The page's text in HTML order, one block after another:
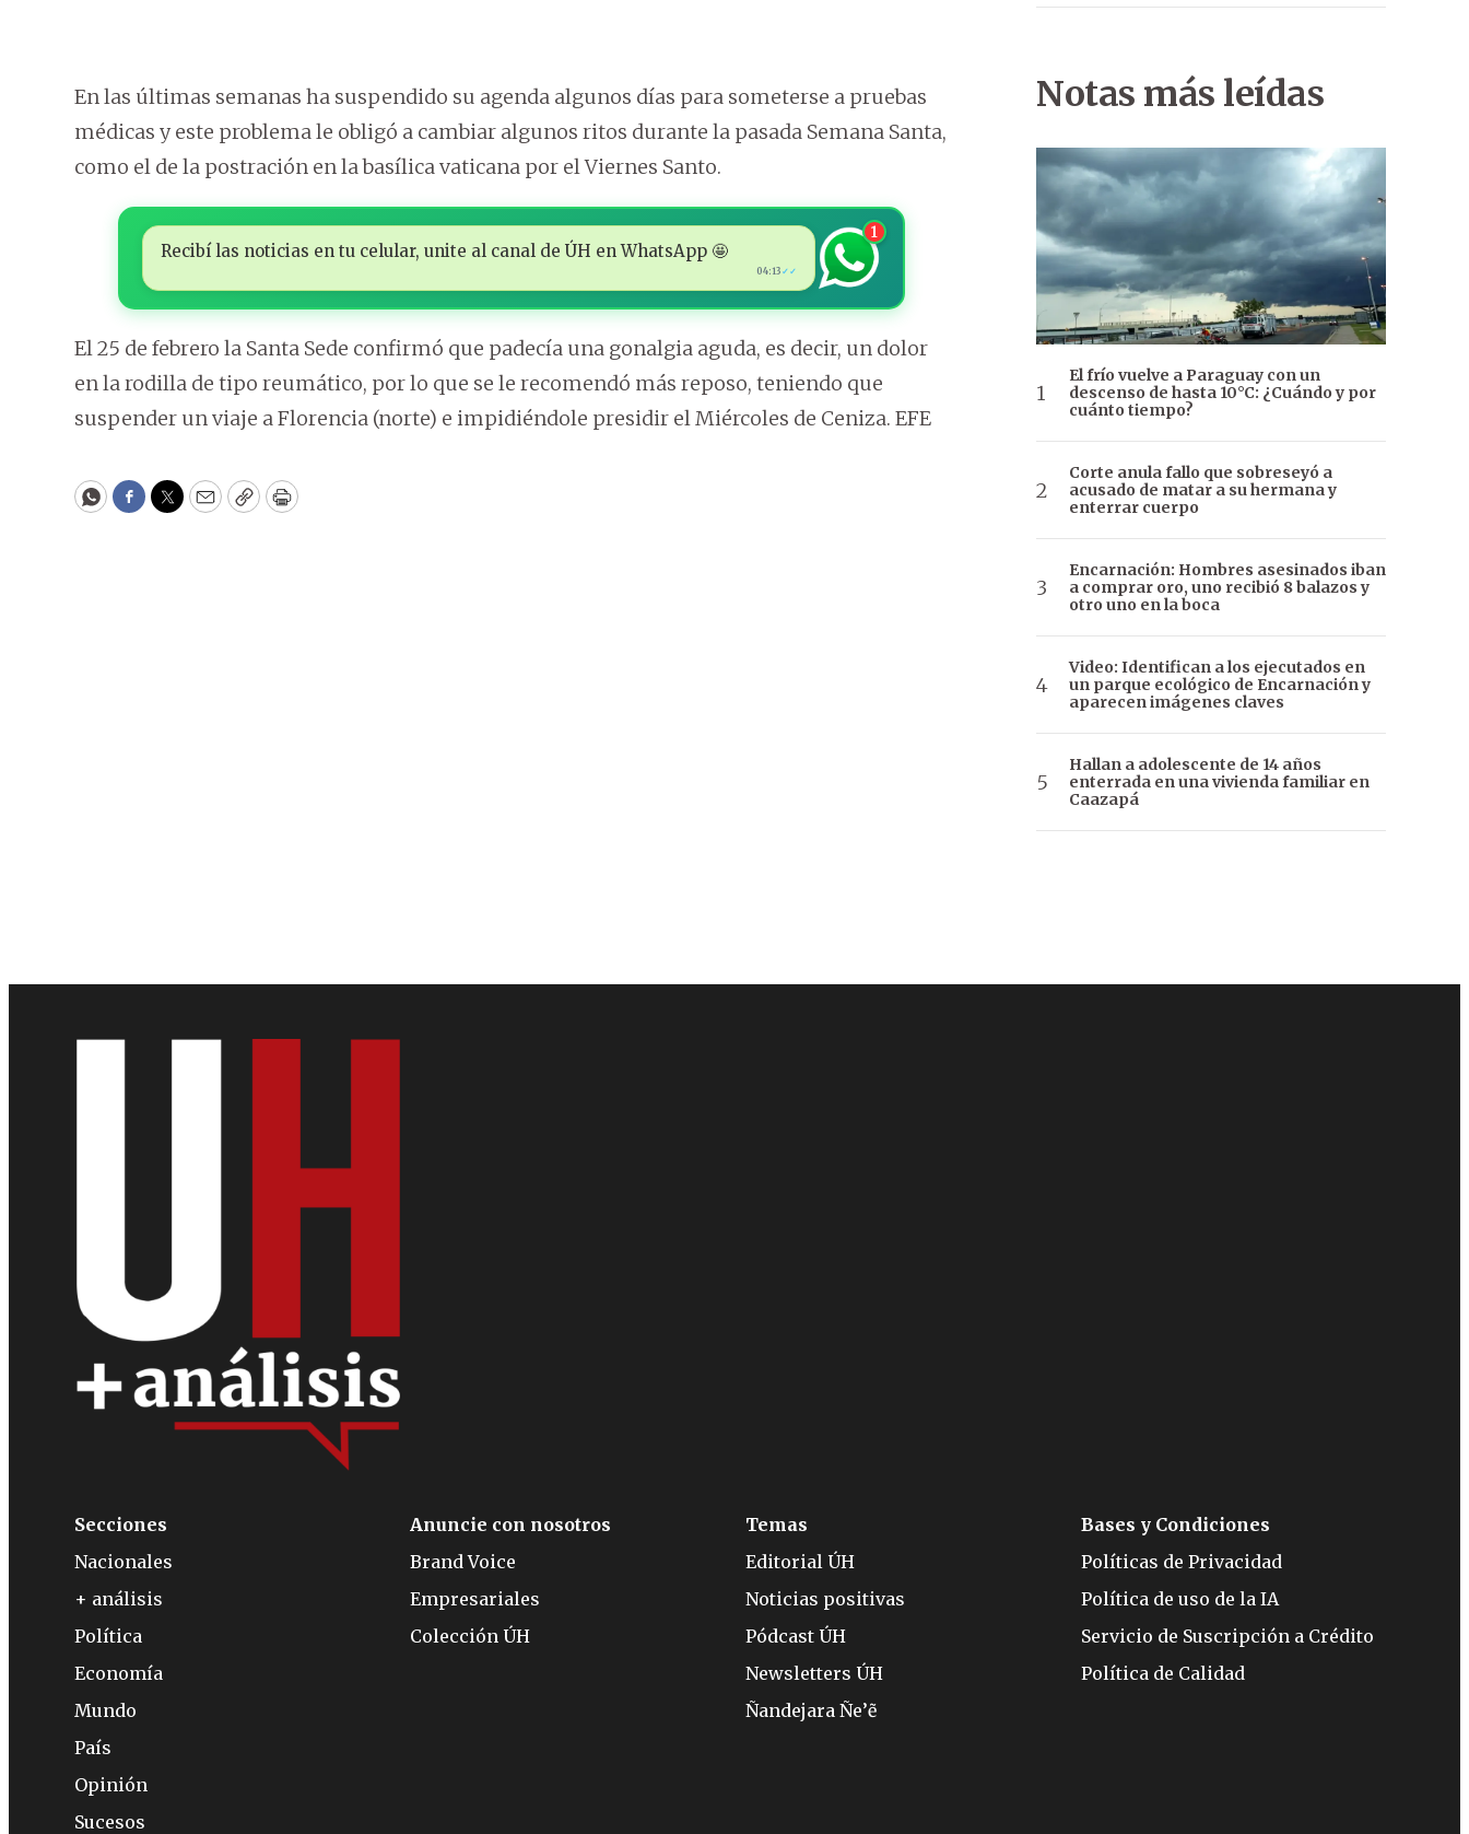
En las últimas semanas ha suspendido su agenda algunos días para someterse a pruebas
médicas y este problema le obligó a cambiar algunos ritos durante la pasada Semana Santa,
como el de la postración en la basílica vaticana por el Viernes Santo.
Recibí las noticias en tu celular, unite al canal de ÚH en WhatsApp 🤩
04:13 ✓✓
1
El 25 de febrero la Santa Sede confirmó que padecía una gonalgia aguda, es decir, un dolor
en la rodilla de tipo reumático, por lo que se le recomendó más reposo, teniendo que
suspender un viaje a Florencia (norte) e impidiéndole presidir el Miércoles de Ceniza. EFE
WhatsApp
Facebook
Twitter
EmailCopyPrint
Notas más leídas
El frío vuelve a Paraguay con un
descenso de hasta 10°C: ¿Cuándo y por
cuánto tiempo?
Corte anula fallo que sobreseyó a
acusado de matar a su hermana y
enterrar cuerpo
Encarnación: Hombres asesinados iban
a comprar oro, uno recibió 8 balazos y
otro uno en la boca
Video: Identifican a los ejecutados en
un parque ecológico de Encarnación y
aparecen imágenes claves
Hallan a adolescente de 14 años
enterrada en una vivienda familiar en
Caazapá
Secciones
Nacionales
+ análisis
Política
Economía
Mundo
País
Opinión
Sucesos
Anuncie con nosotros
Brand Voice
Empresariales
Colección ÚH
Temas
Editorial ÚH
Noticias positivas
Pódcast ÚH
Newsletters ÚH
Ñandejara Ñe’ẽ
Bases y Condiciones
Políticas de Privacidad
Política de uso de la IA
Servicio de Suscripción a Crédito
Política de Calidad